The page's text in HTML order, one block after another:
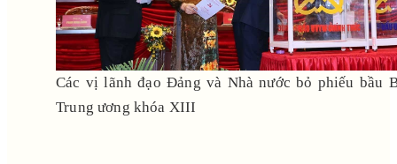
Các vị lãnh đạo Đảng và Nhà nước bỏ phiếu bầu
Trung ương khóa XIII